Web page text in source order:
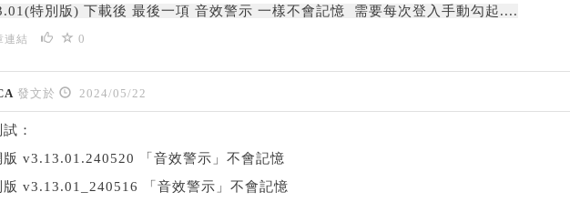
特別版) 下載後 最後一項 音效警示 一樣不會記憶 需要每次登入手動勾起....
連結 0
發文於 2024/05/22
：
版 v3.13.01.240520 「音效警示」不會記憶
版 v3.13.01_240516 「音效警示」不會記憶